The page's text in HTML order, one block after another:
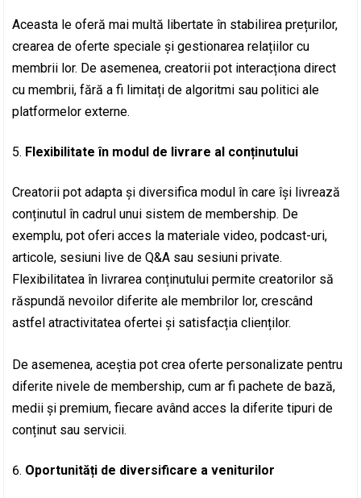
Aceasta le oferă mai multă libertate în stabilirea prețurilor,
crearea de oferte speciale și gestionarea relațiilor cu
membrii lor. De asemenea, creatorii pot interacționa direct
cu membrii, fără a fi limitați de algoritmi sau politici ale
platformelor externe.
Flexibilitate în modul de livrare al conținutului
Creatorii pot adapta și diversifica modul în care își livrează
conținutul în cadrul unui sistem de membership. De
exemplu, pot oferi acces la materiale video, podcast-uri,
articole, sesiuni live de Q&A sau sesiuni private.
Flexibilitatea în livrarea conținutului permite creatorilor să
răspundă nevoilor diferite ale membrilor lor, crescând
astfel atractivitatea ofertei și satisfacția clienților.
De asemenea, aceștia pot crea oferte personalizate pentru
diferite nivele de membership, cum ar fi pachete de bază,
medii și premium, fiecare având acces la diferite tipuri de
conținut sau servicii.
Oportunități de diversificare a veniturilor